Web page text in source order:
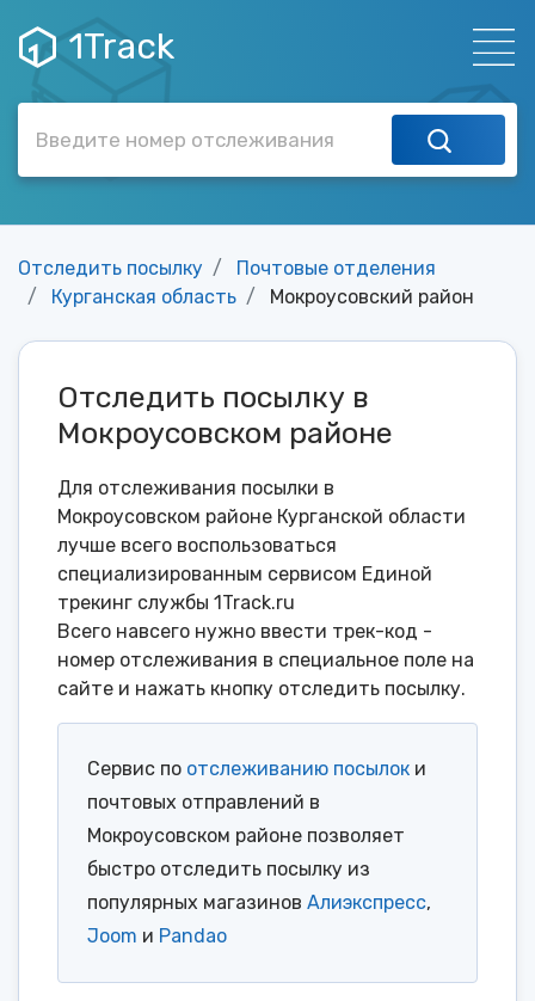
1Track
Отследить посылку
Почтовые отделения
Курганская область
Мокроусовский район
Отследить посылку в
Мокроусовском районе
Для отслеживания посылки в
Мокроусовском районе Курганской области
лучше всего воспользоваться
специализированным сервисом Единой
трекинг службы 1Track.ru
Всего навсего нужно ввести трек-код -
номер отслеживания в специальное поле на
сайте и нажать кнопку отследить посылку.
Сервис по отслеживанию посылок и
почтовых отправлений в
Мокроусовском районе позволяет
быстро отследить посылку из
популярных магазинов Алиэкспресс,
Joom и Pandao